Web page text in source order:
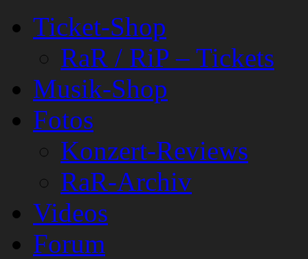
Ticket-Shop
RaR / RiP – Tickets
Musik-Shop
Fotos
Konzert-Reviews
RaR-Archiv
Videos
Forum